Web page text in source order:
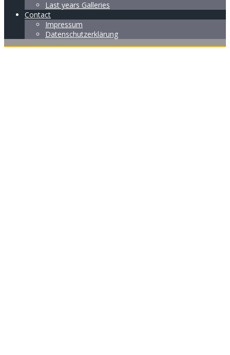
Last years Galleries
Contact
Impressum
Datenschutzerklärung